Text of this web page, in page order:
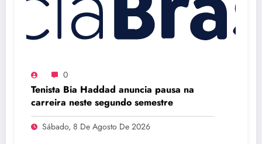
0
Tenista Bia Haddad anuncia pausa na
carreira neste segundo semestre
Sábado, 8 De Agosto De 2026